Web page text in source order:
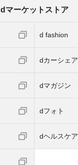
dマーケットストア
d fashion
dカーシェア
dマガジン
dフォト
dヘルスケア